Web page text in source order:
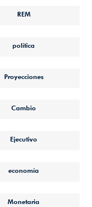
REM
política
Proyecciones
Cambio
Ejecutivo
economía
Monetaria